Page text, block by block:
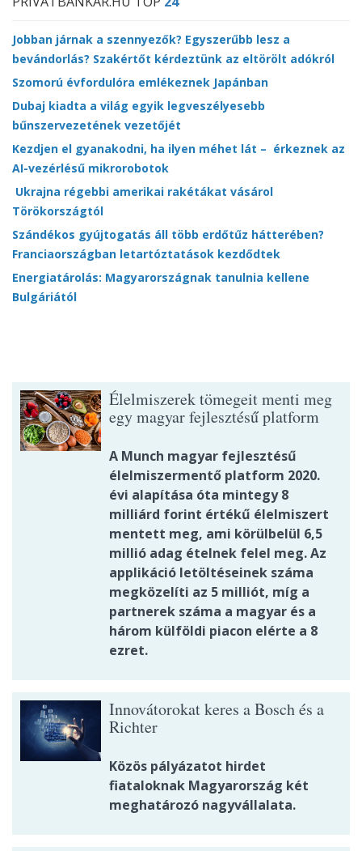
Jobban járnak a szennyezők? Egyszerűbb lesz a
bevándorlás? Szakértőt kérdeztünk az eltörölt adókról
Szomorú évfordulóra emlékeznek Japánban
Dubaj kiadta a világ egyik legveszélyesebb
bűnszervezetének vezetőjét
Kezdjen el gyanakodni, ha ilyen méhet lát – érkeznek az
AI-vezérlésű mikrorobotok
Ukrajna régebbi amerikai rakétákat vásárol
Törökországtól
Szándékos gyújtogatás áll több erdőtűz hátterében?
Franciaországban letartóztatások kezdődtek
Energiatárolás: Magyarországnak tanulnia kellene
Bulgáriától
Élelmiszerek tömegeit menti meg
egy magyar fejlesztésű platform
A Munch magyar fejlesztésű
élelmiszermentő platform 2020.
évi alapítása óta mintegy 8
milliárd forint értékű élelmiszert
mentett meg, ami körülbelül 6,5
millió adag ételnek felel meg. Az
applikáció letöltéseinek száma
megközelíti az 5 milliót, míg a
partnerek száma a magyar és a
három külföldi piacon elérte a 8
ezret.
Innovátorokat keres a Bosch és a
Richter
Közös pályázatot hirdet
fiataloknak Magyarország két
meghatározó nagyvállalata.